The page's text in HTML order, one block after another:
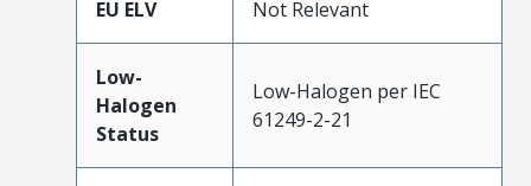
EU ELV Not Relevant
Low-
Halogen
Status
Low-Halogen per IEC
61249-2-21